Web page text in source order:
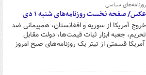
روزنامه‌های سیاسی
عکس/ صفحه نخست روزنامه‌های شنبه ۱ دی
خروج آمریکا از سوریه و افغانستان، همپیمانی ضد
تحریم، جعبه ابزار ثبات قیمت‌ها، دولت مقابل
قسمتی از تیتر یک روزنامه‌های صبح امروز